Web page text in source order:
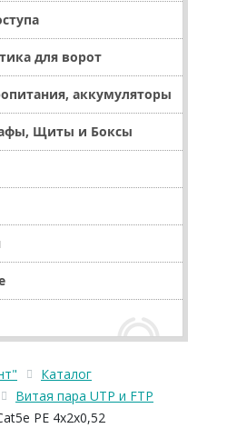
для ворот
аккумуляторы
Щиты и Боксы
Каталог
Витая пара UTP и FTP
PE 4х2х0,52